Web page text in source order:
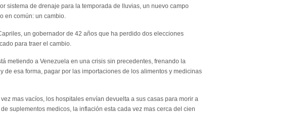
sistema de drenaje para la temporada de lluvias, un nuevo campo
en común: un cambio.
un gobernador de 42 años que ha perdido dos elecciones
para traer el cambio.
metiendo a Venezuela en una crisis sin precedentes, frenando la
de esa forma, pagar por las importaciones de los alimentos y medicinas
mas vacíos, los hospitales envían devuelta a sus casas para morir a
suplementos medicos, la inflación esta cada vez mas cerca del cien